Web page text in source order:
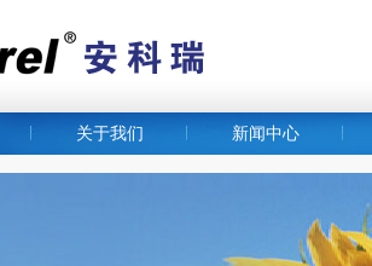
关于我们 新闻中心